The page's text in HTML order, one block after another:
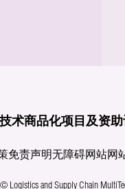
术商品化项目及资助
免责声明无障碍网站网
Logistics and Supply Chain